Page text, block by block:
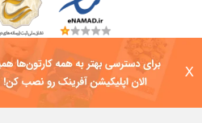
X
کلیه حقوق این سایت به شرکت توسعه